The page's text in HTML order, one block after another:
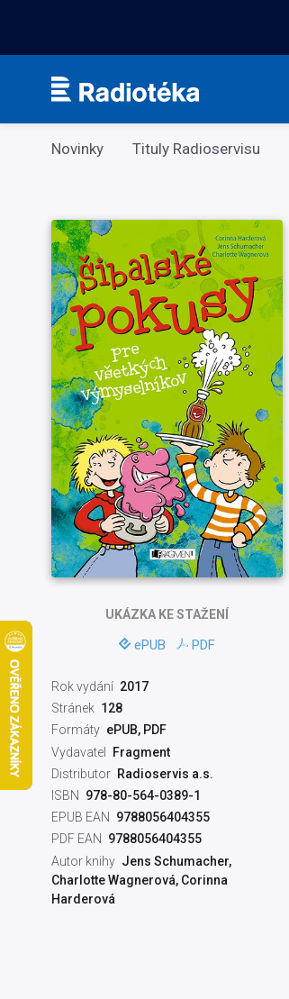
Kategorie
Novinky Tituly Radioservisu
UKÁZKAKE STAŽENÍ
ePUB PDF
Rok vydání 2017
Stránek 128
Formáty ePUB, PDF
Vydavatel Fragment
Distributor Radioservis a.s.
ISBN
978-80-564-0389-1
EPUB EAN
9788056404355
PDF EAN
9788056404355
Autor knihy Jens Schumacher,
Charlotte Wagnerová, Corinna
Harderová